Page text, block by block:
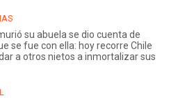
su abuela se dio cuenta de
se fue con ella: hoy recorre Chile
a otros nietos a inmortalizar sus